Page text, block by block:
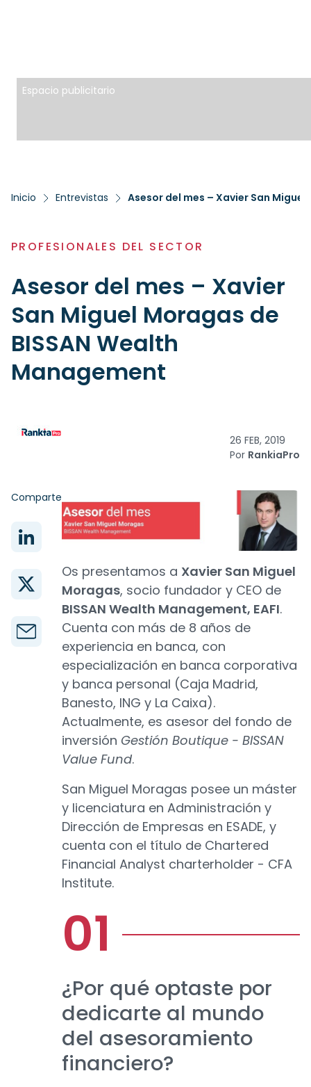
Espacio publicitario
Inicio Entrevistas Asesor del mes – Xavier San
PROFESIONALES DEL SECTOR
Asesor del mes – Xavier
San Miguel Moragas de
BISSAN Wealth
Management
26 FEB, 2019
Por RankiaPro
Comparte
Os presentamos a Xavier San Miguel
Moragas, socio fundador y CEO de
BISSAN Wealth Management, EAFI.
Cuenta con más de 8 años de
experiencia en banca, con
especialización en banca corporativa
y banca personal (Caja Madrid,
Banesto, ING y La Caixa).
Actualmente, es asesor del fondo de
inversión Gestión Boutique - BISSAN
Value Fund.
San Miguel Moragas posee un máster
y licenciatura en Administración y
Dirección de Empresas en ESADE, y
cuenta con el título de Chartered
Financial Analyst charterholder - CFA
Institute.
¿Por qué optaste por
dedicarte al mundo
del asesoramiento
financiero?